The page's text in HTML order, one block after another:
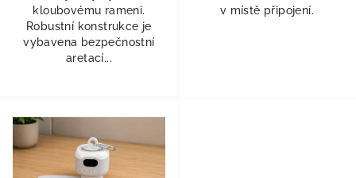
kloubovému rameni.
Robustní konstrukce je
vybavena bezpečnostní
aretací...
v místě připojení.